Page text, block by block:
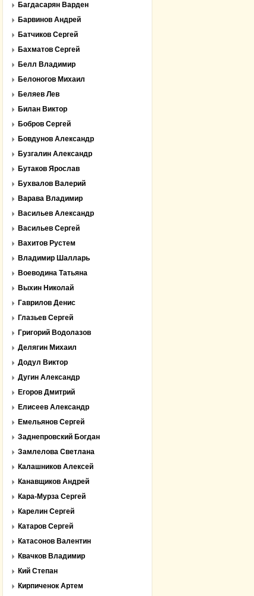
Багдасарян Варден
Барвинов Андрей
Батчиков Сергей
Бахматов Сергей
Белл Владимир
Белоногов Михаил
Беляев Лев
Билан Виктор
Бобров Сергей
Бовдунов Александр
Бузгалин Александр
Бутаков Ярослав
Бухвалов Валерий
Варава Владимир
Васильев Александр
Васильев Сергей
Вахитов Рустем
Владимир Шалларь
Воеводина Татьяна
Выхин Николай
Гаврилов Денис
Глазьев Сергей
Григорий Водолазов
Делягин Михаил
Додул Виктор
Дугин Александр
Егоров Дмитрий
Елисеев Александр
Емельянов Сергей
Заднепровский Богдан
Замлелова Светлана
Калашников Алексей
Канавщиков Андрей
Кара-Мурза Сергей
Карелин Сергей
Катаров Сергей
Катасонов Валентин
Квачков Владимир
Кий Степан
Кирпиченок Артем